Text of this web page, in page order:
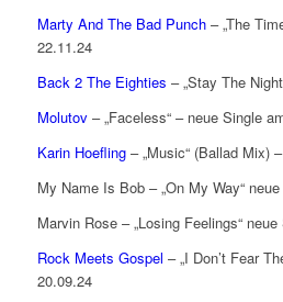
Marty And The Bad Punch– „The
22.11.24
Back 2 The Eighties – „Stay The
Molutov – „Faceless“ – neue Single
Karin Hoefling– „Music“ (Ballad Mix)
My Name Is Bob – „On My Way“
Marvin Rose – „Losing Feelings“
Rock Meets Gospel – „I Don’t Fear
20.09.24